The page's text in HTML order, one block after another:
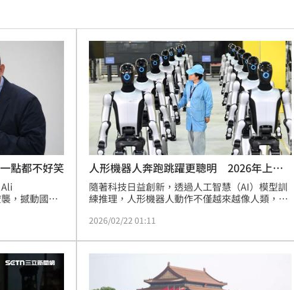
動向引人關注 23:50
！罕談前夫互動 23:40
伊朗革命衛隊 23:37
升息警報降溫 23:34
陪伴兒闖足壇
泊爾尋獲遺體 23:29
啡「7大守則」
國背景組織主導 23:25
」人妻氣炸
點都不好笑
，撼動國
民進黨台北
人形機器人奔跑跳躍更聰明 2026年上產
線
隨著科技日益創新，透過人工智慧（AI）模型訓
練推理，人形機器人動作不僅越來越像人類，奔
明。今年開始，人形機器人可望先在工廠產線
作，開創應用商機。
2026/02/22 01:11